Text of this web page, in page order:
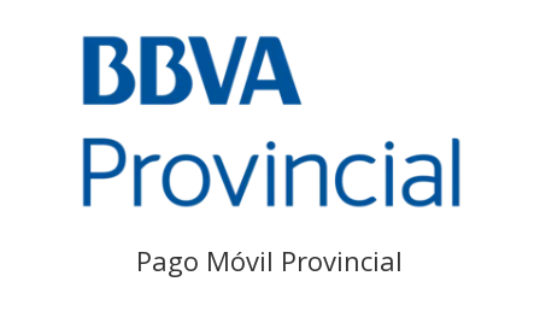
Pago Móvil Provincial